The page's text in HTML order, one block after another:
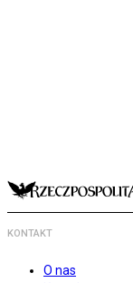
KONTAKT
O nas